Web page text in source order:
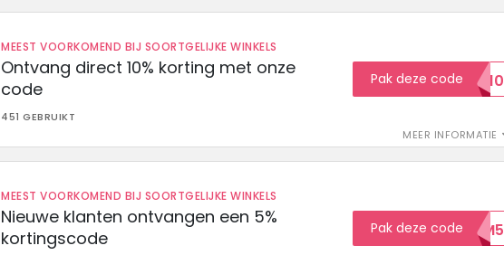
MEEST VOORKOMEND BIJ SOORTGELIJKE WINKELS
Ontvang direct 10% korting met onze
code
451 GEBRUIKT
MEER INFORMATIE
Pak deze codeEXTRA10
MEEST VOORKOMEND BIJ SOORTGELIJKE WINKELS
Nieuwe klanten ontvangen een 5%
kortingscode
Pak deze codeWELKOM5